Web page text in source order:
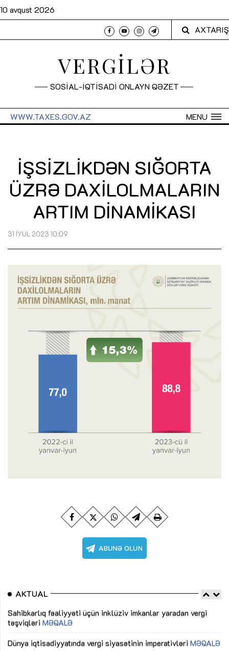
10 avqust 2026
AXTARIŞ
VERGİLƏR
SOSİAL-İQTİSADİ ONLAYN QƏZET
MENU
WWW.TAXES.GOV.AZ
İŞSİZLİKDƏN SIĞORTA
ÜZRƏ DAXİLOLMALARIN
ARTIM DİNAMİKASI
31 İYUL 2023 10:09
AKTUAL
Sahibkarlıq fəaliyyəti üçün inklüziv imkanlar yaradan vergi
təşviqləri MƏQALƏ
Dünya iqtisadiyyatında vergi siyasətinin imperativləri MƏQALƏ